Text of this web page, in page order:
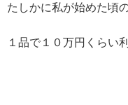
たしかに私が始めた頃
１品で１０万円くらい